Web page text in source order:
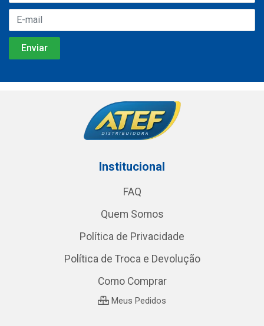
Institucional
FAQ
Quem Somos
Política de Privacidade
Política de Troca e Devolução
Como Comprar
Meus Pedidos